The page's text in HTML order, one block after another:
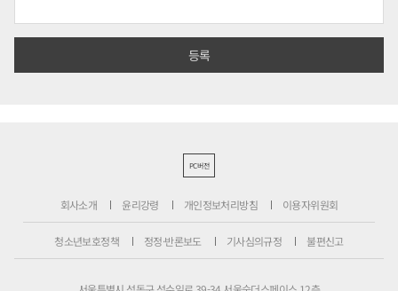
PC버전
회사소개 윤리강령 개인정보처리방침 이용자위원회
청소년보호정책 정정·반론보도 기사심의규정 불편신고